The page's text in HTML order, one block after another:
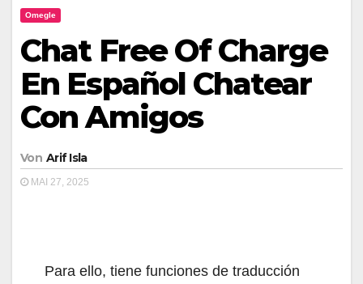
Omegle
Chat Free Of Charge
En Español Chatear
Con Amigos
Von Arif Isla
MAI 27, 2025
Para ello, tiene funciones de traducción